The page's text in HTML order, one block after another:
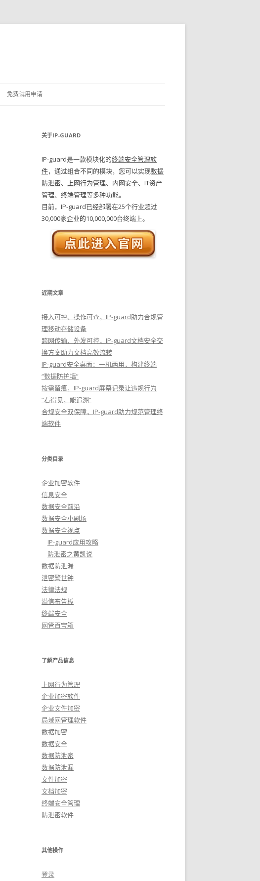
免费试用申请
关于IP-GUARD
IP-guard是一款模块化的终端安全管理软
件，通过组合不同的模块，您可以实现数据
防泄密、 上网行为管理、内网安全、IT资产
管理、终端管理等多种功能。
目前，IP-guard已经部署在25个行业超过
30,000家企业的10,000,000台终端上。
近期文章
接入可控、操作可查，IP-guard助力合规管
理移动存储设备
跨网传输、外发可控，IP-guard文档安全交
换方案助力文档高效流转
IP-guard安全桌面：一机两用，构建终端
“数据防护墙”
按需留痕，IP-guard屏幕记录让违规行为
“看得见，能追溯”
合规安全双保障，IP-guard助力规范管理终
端软件
分类目录
企业加密软件
信息安全
数据安全前沿
数据安全小剧场
数据安全视点
IP-guard应用攻略
防泄密之黄凯说
数据防泄漏
泄密警世钟
法律法规
溢信布告板
终端安全
网管百宝箱
了解产品信息
上网行为管理
企业加密软件
企业文件加密
局域网管理软件
数据加密
数据安全
数据防泄密
数据防泄漏
文件加密
文档加密
终端安全管理
防泄密软件
其他操作
登录